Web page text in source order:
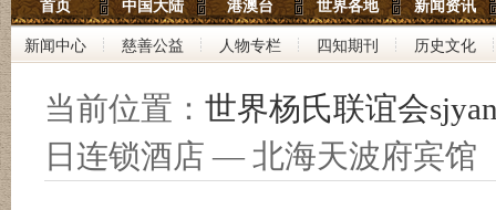
世界杨氏联谊会
中华杨氏大宗祠
首页 中国大陆 港澳台 世界各地 新闻资讯
新闻中心 慈善公益 人物专栏 四知期刊 历史文化
当前位置： 世界杨氏联谊会
日连锁酒店 — 北海天波府宾馆